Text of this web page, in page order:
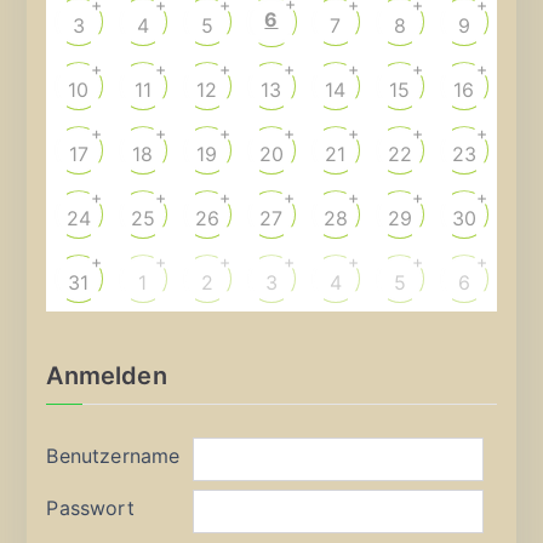
3
+
4
+
5
+
6 7
+
8
+
9
+
10
+
11
+
12
+
13
+
14
+
15
+
16
+
17
+
18
+
19
+
20
+
21
+
22
+
23
+
24
+
25
+
26
+
27
+
28
+
29
+
30
+
31
+
1
+
2
+
3
+
4
+
5
+
6
+
Anmelden
Benutzername
Passwort